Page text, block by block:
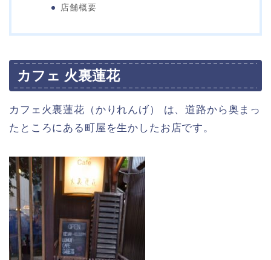
店舗概要
カフェ 火裏蓮花
カフェ火裏蓮花（かりれんげ） は、道路から奥まっ
たところにある町屋を生かしたお店です。